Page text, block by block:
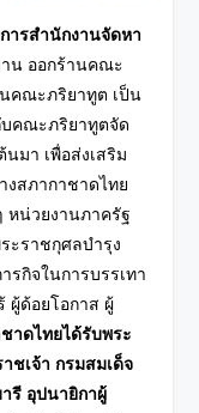
ารสำนักงานจัดหา
าน ออกร้านคณะ
นคณะภริยาทูต เป็น
บคณะภริยาทูตจัด
มา เพื่อส่งเสริม
งสภากาชาดไทย
หน่วยงานภาครัฐ
ะราชกุศลบำรุง
รกิจในการบรรเทา
ผู้ด้อยโอกาส ผู้
าดไทยได้รับพระ
ชเจ้า กรมสมเด็จ
รี อุปนายิกาผู้